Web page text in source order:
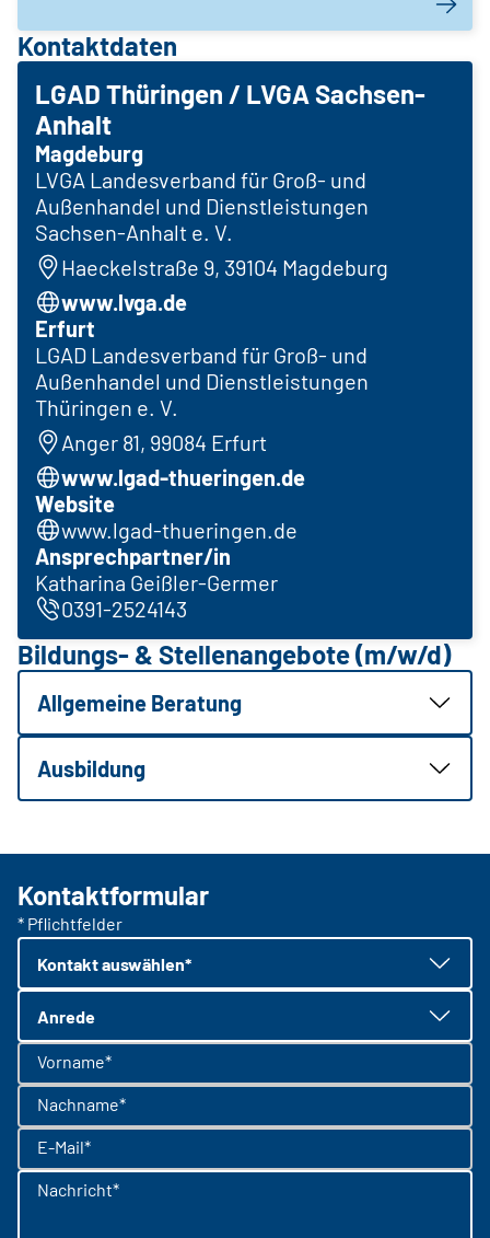
Kontaktdaten
LGAD Thüringen / LVGA Sachsen-
Anhalt
Magdeburg
LVGA Landesverband für Groß- und
Außenhandel und Dienstleistungen
Sachsen-Anhalt e. V.
Haeckelstraße 9, 39104 Magdeburg
www.lvga.de
Erfurt
LGAD Landesverband für Groß- und
Außenhandel und Dienstleistungen
Thüringen e. V.
Anger 81, 99084 Erfurt
www.lgad-thueringen.de
Website
www.lgad-thueringen.de
Ansprechpartner/in
Katharina Geißler-Germer
0391-2524143
Bildungs- & Stellenangebote (m/w/d)
Allgemeine Beratung
Ausbildung
Kontaktformular
* Pflichtfelder
Kontakt auswählen*
Anrede
Vorname*
Nachname*
E-Mail*
Nachricht*